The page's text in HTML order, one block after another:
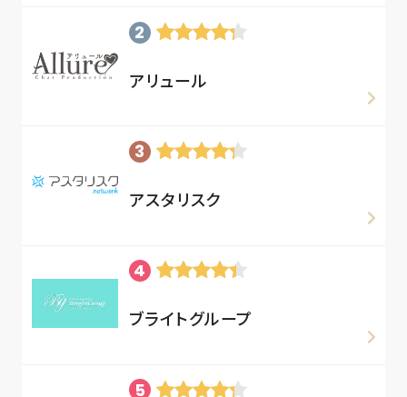
アリュール
アスタリスク
ブライトグループ